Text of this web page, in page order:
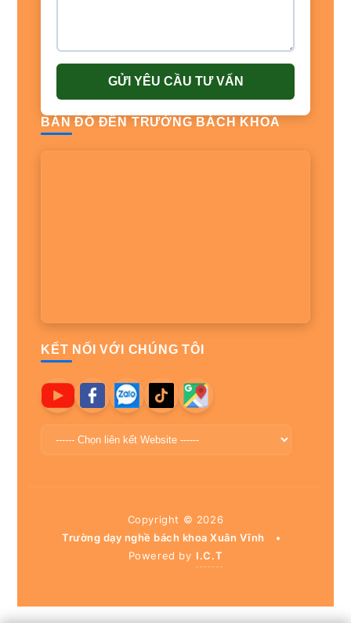
GỬI YÊU CẦU TƯ VẤN
BẢN ĐỒ ĐẾN TRƯỜNG BÁCH KHOA
KẾT NỐI VỚI CHÚNG TÔI
Copyright © 2026
Trường dạy nghề bách khoa Xuân Vĩnh
•
Powered by I.C.T